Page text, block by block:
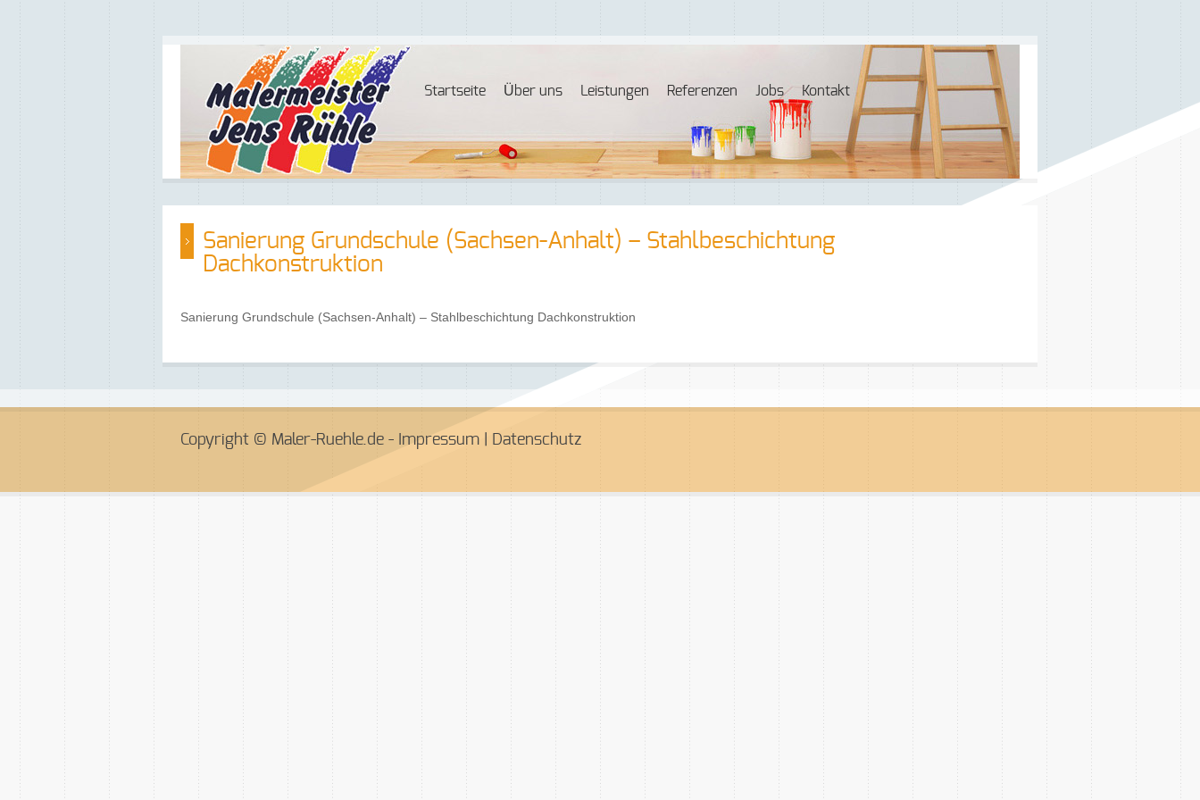
Startseite Über uns Leistungen Referenzen Jobs Kontakt
Sanierung Grundschule (Sachsen-Anhalt) – Stahlbeschichtung
Dachkonstruktion
Sanierung Grundschule (Sachsen-Anhalt) – Stahlbeschichtung Dachkonstruktion
Copyright © Maler-Ruehle.de - Impressum Datenschutz